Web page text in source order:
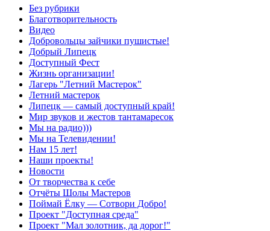
Без рубрики
Благотворительность
Видео
Добровольцы зайчики пушистые!
Добрый Липецк
Доступный Фест
Жизнь организации!
Лагерь "Летний Мастерок"
Летний мастерок
Липецк — самый доступный край!
Мир звуков и жестов тантамаресок
Мы на радио)))
Мы на Телевидении!
Нам 15 лет!
Наши проекты!
Новости
От творчества к себе
Отчёты Шолы Мастеров
Поймай Ёлку — Сотвори Добро!
Проект "Доступная среда"
Проект "Мал золотник, да дорог!"